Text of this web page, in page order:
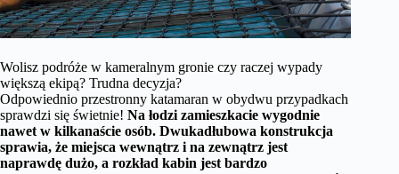
Wolisz podróże w kameralnym gronie czy raczej wypady
większą ekipą? Trudna decyzja?
Odpowiednio przestronny katamaran w obydwu przypadkach
sprawdzi się świetnie! Na łodzi zamieszkacie wygodnie
nawet w kilkanaście osób. Dwukadłubowa konstrukcja
sprawia, że miejsca wewnątrz i na zewnątrz jest
naprawdę dużo, a rozkład kabin jest bardzo